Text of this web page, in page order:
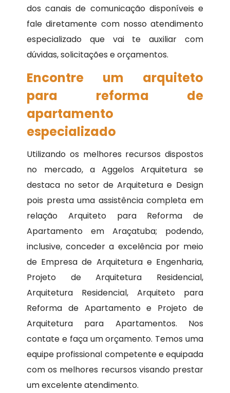
dos canais de comunicação disponíveis e
fale diretamente com nosso atendimento
especializado que vai te auxiliar com
dúvidas, solicitações e orçamentos.
Encontre um arquiteto
para reforma de
apartamento
especializado
Utilizando os melhores recursos dispostos
no mercado, a Aggelos Arquitetura se
destaca no setor de Arquitetura e Design
pois presta uma assistência completa em
relação Arquiteto para Reforma de
Apartamento em Araçatuba; podendo,
inclusive, conceder a excelência por meio
de Empresa de Arquitetura e Engenharia,
Projeto de Arquitetura Residencial,
Arquitetura Residencial, Arquiteto para
Reforma de Apartamento e Projeto de
Arquitetura para Apartamentos. Nos
contate e faça um orçamento. Temos uma
equipe profissional competente e equipada
com os melhores recursos visando prestar
um excelente atendimento.